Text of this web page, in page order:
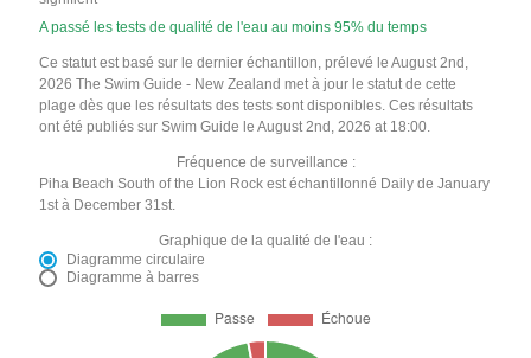
A passé les tests de qualité de l'eau au moins 95% du temps
Ce statut est basé sur le dernier échantillon, prélevé le August 2nd,
2026 The Swim Guide - New Zealand met à jour le statut de cette
plage dès que les résultats des tests sont disponibles. Ces résultats
ont été publiés sur Swim Guide le August 2nd, 2026 at 18:00.
Fréquence de surveillance :
Piha Beach South of the Lion Rock est échantillonné Daily de January
1st à December 31st.
Graphique de la qualité de l'eau :
Diagramme circulaire
Diagramme à barres